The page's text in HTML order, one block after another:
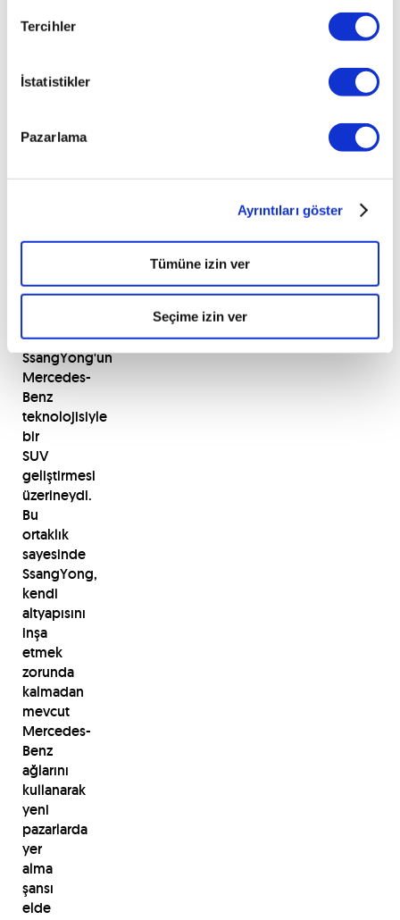
Tercihler
İstatistikler
Pazarlama
Ayrıntıları göster
Tümüne izin ver
Seçime izin ver
üreticisi
satın
yılında,
Benz
teknoloji
ortaklığı
Anlaşma
SsangYong'un
Mercedes-
Benz
teknolojisiyle
bir
SUV
geliştirmesi
üzerineydi.
Bu
ortaklık
sayesinde
SsangYong,
kendi
altyapısını
inşa
etmek
zorunda
kalmadan
mevcut
Mercedes-
Benz
ağlarını
kullanarak
yeni
pazarlarda
yer
alma
şansı
elde